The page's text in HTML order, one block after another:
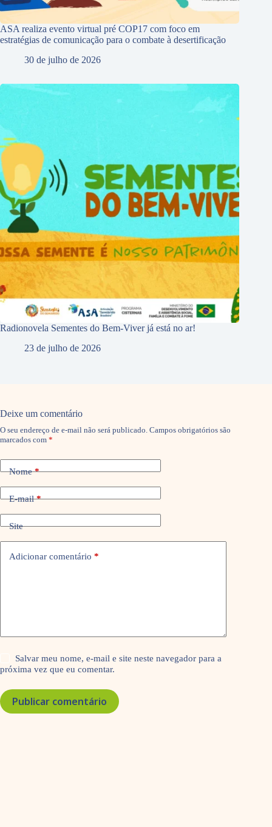
ASA realiza evento virtual pré COP17 com foco em
estratégias de comunicação para o combate à desertificação
30 de julho de 2026
Radionovela Sementes do Bem-Viver já está no ar!
23 de julho de 2026
Deixe um comentário
O seu endereço de e-mail não será publicado. Campos obrigatórios são
marcados com *
Nome*
E-mail*
Site
Adicionar comentário *
Salvar meu nome, e-mail e site neste navegador para a
próxima vez que eu comentar.
Publicar comentário